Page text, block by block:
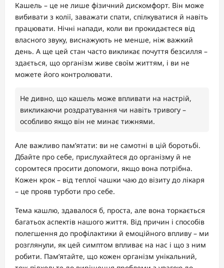
Кашель – це не лише фізичний дискомфорт. Він може
вибивати з колії, заважати спати, спілкуватися й навіть
працювати. Нічні напади, коли ви прокидаєтеся від
власного звуку, виснажують не менше, ніж важкий
день. А ще цей стан часто викликає почуття безсилля –
здається, що організм живе своїм життям, і ви не
можете його контролювати.
Не дивно, що кашель може впливати на настрій,
викликаючи роздратування чи навіть тривогу –
особливо якщо він не минає тижнями.
Але важливо пам’ятати: ви не самотні в цій боротьбі.
Дбайте про себе, прислухайтеся до організму й не
соромтеся просити допомоги, якщо вона потрібна.
Кожен крок – від теплої чашки чаю до візиту до лікаря
– це прояв турботи про себе.
Тема кашлю, здавалося б, проста, але вона торкається
багатьох аспектів нашого життя. Від причин і способів
полегшення до профілактики й емоційного впливу – ми
розглянули, як цей симптом впливає на нас і що з ним
робити. Пам’ятайте, що кожен організм унікальний,